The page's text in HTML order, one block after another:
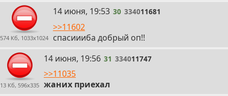
574 Кб, 1033x1024
30
14 июня, 19:53 30 334011681
>>11602
спасиииба добрый оп!!
13 Кб, 596x335
31
14 июня, 19:56 31 334011747
>>11035
жаних приехал